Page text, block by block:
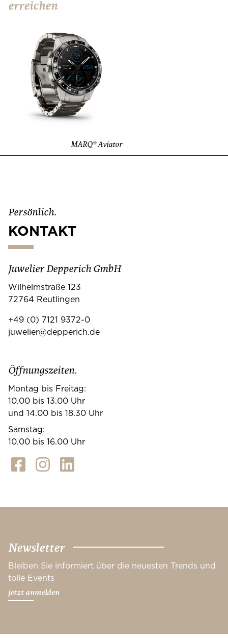
erreichen
MARQ® Aviator
Persönlich.
KONTAKT
Juwelier Depperich GmbH
Wilhelmstraße 123
72764 Reutlingen
+49 (0) 7121 9372-0
juwelier@depperich.de
Öffnungszeiten.
Montag bis Freitag:
10.00 bis 13.00 Uhr
und 14.00 bis 18.30 Uhr
Samstag:
10.00 bis 16.00 Uhr
Newsletter
Bleiben Sie informiert über die neuesten Trends und
tolle Events
jetzt anmelden